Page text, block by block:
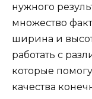
нужного
множество
ширина и
работать с
которые
качества